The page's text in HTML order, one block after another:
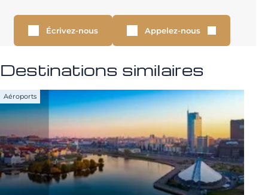
Écrivez-nous Appelez-nous
Destinations similaires
Aéroports